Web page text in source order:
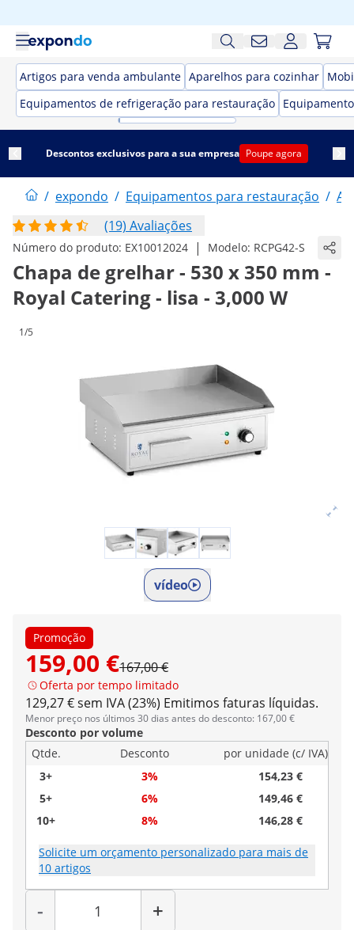
Artigos para venda ambulante Aparelhos para cozinhar
Equipamentos de refrigeração para restauração
Descontos exclusivos para a sua empresa Poupe agora
/ expondo / Equipamentos para restauração /
(19) Avaliações
Número do produto: EX10012024 | Modelo: RCPG42-S
Chapa de grelhar - 530 x 350 mm -
Royal Catering - lisa - 3,000 W
1/5
vídeo
Promoção
159,00 €167,00 €
Oferta por tempo limitado
129,27 € sem IVA (23%) Emitimos faturas líquidas.
Menor preço nos últimos 30 dias antes do desconto: 167,00 €
Desconto por volume
Qtde.
Desconto
por unidade (c/ IVA)
3+
3%
154,23 €
5+
6%
149,46 €
10+
8% 146,28 €
Solicite um orçamento personalizado para mais de
10 artigos
-
Quantidade
+